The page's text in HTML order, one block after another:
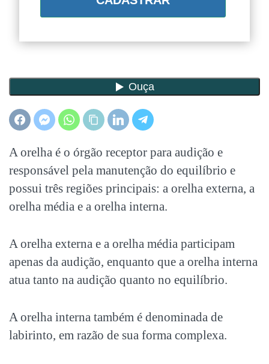
A orelha é o órgão receptor para audição e
responsável pela manutenção do equilíbrio e
possui três regiões principais: a orelha externa, a
orelha média e a orelha interna.
A orelha externa e a orelha média participam
apenas da audição, enquanto que a orelha interna
atua tanto na audição quanto no equilíbrio.
A orelha interna também é denominada de
labirinto, em razão de sua forma complexa.